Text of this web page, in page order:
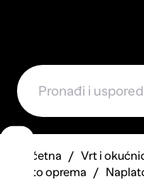
Početna Vrt i
Auto oprema